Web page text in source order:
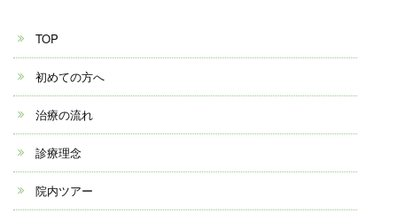
TOP
初めての方へ
治療の流れ
診療理念
院内ツアー